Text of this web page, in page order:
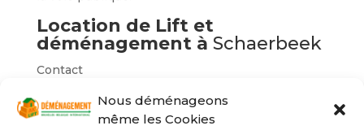
Nous déménageons
même les Cookies
Location de Lift et
déménagement à Schaerbeek
Contact
Téléphone: +32486 99 33 02